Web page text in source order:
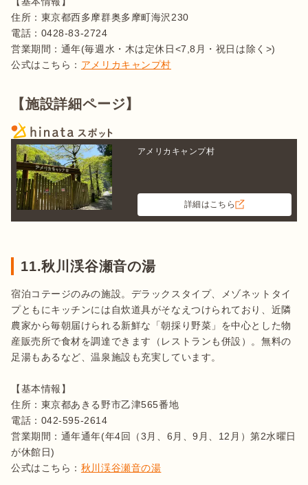
住所：東京都西多摩群奥多摩町海沢230
電話：0428-83-2724
営業期間：通年(毎週水・木は定休日<7,8月・祝日は除く>)
公式はこちら： アメリカキャンプ村
【施設詳細ページ】
アメリカキャンプ村
詳細はこちら
11.秋川渓谷瀬音の湯
宿泊コテージのみの施設。デラックスタイプ、メゾネットタイ
プともにキッチンには自炊道具がそなえつけられており、近隣
農家から毎朝届けられる新鮮な「朝採り野菜」を中心とした物
産販売所で食材を調達できます（レストランも併設）。無料の
足湯もあるなど、温泉施設も充実しています。
【基本情報】
住所：東京都あきる野市乙津565番地
電話：042-595-2614
営業期間：通年通年(年4回（3月、6月、9月、12月）第2水曜日
が休館日)
公式はこちら： 秋川渓谷瀬音の湯